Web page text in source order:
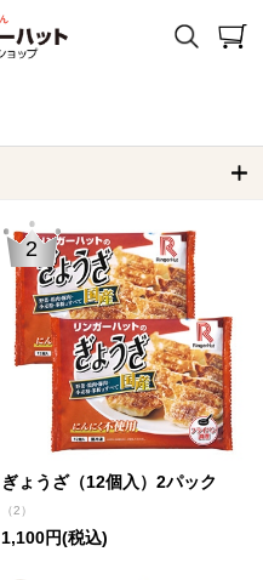
2
ぎょうざ（12個入）2パック
（2）
1,100円(税込)